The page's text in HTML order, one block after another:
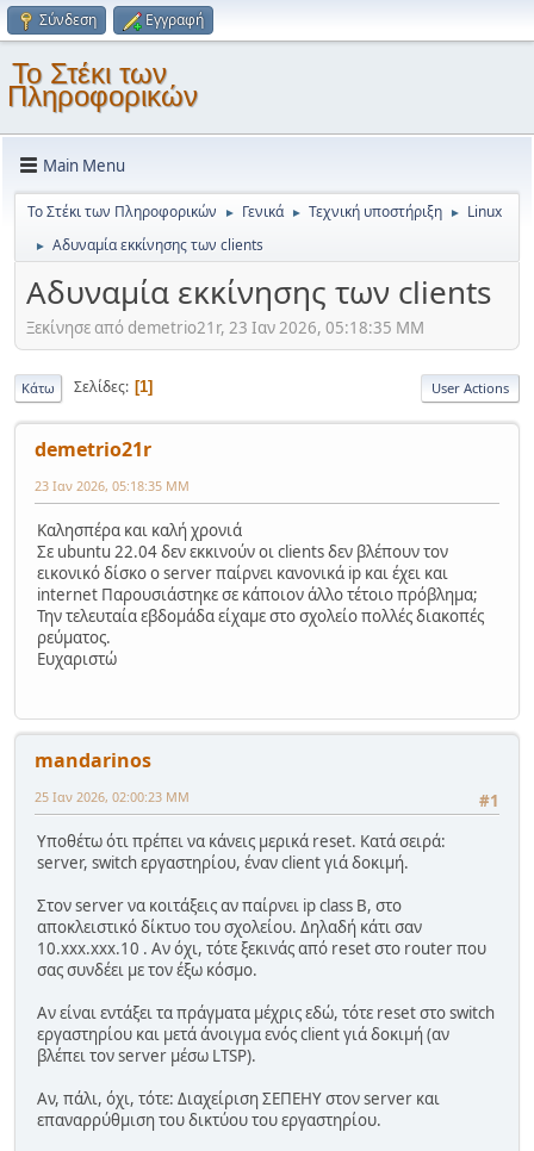
Σύνδεση Εγγραφή
Το Στέκι των
Πληροφορικών
Main Menu
Το Στέκι των Πληροφορικών ► Γενικά ► Τεχνική υποστήριξη ► Linux
► Αδυναμία εκκίνησης των clients
Αδυναμία εκκίνησης των clients
Ξεκίνησε από demetrio21r, 23 Ιαν 2026, 05:18:35 ΜΜ
Κάτω Σελίδες 1 User Actions
demetrio21r
23 Ιαν 2026, 05:18:35 ΜΜ
Καλησπέρα και καλή χρονιά
Σε ubuntu 22.04 δεν εκκινούν οι clients δεν βλέπουν τον
εικονικό δίσκο ο server παίρνει κανονικά ip και έχει και
internet Παρουσιάστηκε σε κάποιον άλλο τέτοιο πρόβλημα;
Την τελευταία εβδομάδα είχαμε στο σχολείο πολλές διακοπές
ρεύματος.
Ευχαριστώ
mandarinos
#1
25 Ιαν 2026, 02:00:23 ΜΜ
Υποθέτω ότι πρέπει να κάνεις μερικά reset. Κατά σειρά:
server, switch εργαστηρίου, έναν client γιά δοκιμή.
Στον server να κοιτάξεις αν παίρνει ip class B, στο
αποκλειστικό δίκτυο του σχολείου. Δηλαδή κάτι σαν
10.xxx.xxx.10 . Αν όχι, τότε ξεκινάς από reset στο router που
σας συνδέει με τον έξω κόσμο.
Αν είναι εντάξει τα πράγματα μέχρις εδώ, τότε reset στο switch
εργαστηρίου και μετά άνοιγμα ενός client γιά δοκιμή (αν
βλέπει τον server μέσω LTSP).
Αν, πάλι, όχι, τότε: Διαχείριση ΣΕΠΕΗΥ στον server και
επαναρρύθμιση του δικτύου του εργαστηρίου.